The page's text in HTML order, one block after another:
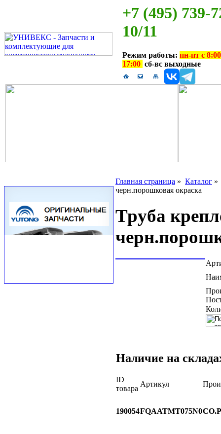
+7 (495) 739-
10/11
Режим работы: пн-пт с
17:00 сб-вс выходные
Главная страница » Каталог
черн.порошковая окраска
Труба
Наличие на
ID
товара
Артикул
190054FQAATMT075N0